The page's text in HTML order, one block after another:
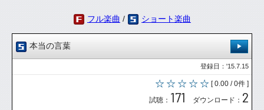
フル楽曲 / ショート楽曲
本当の言葉
登録日：'15.7.15
[ 0.00 / 0件 ]
試聴： 171 ダウンロード： 2